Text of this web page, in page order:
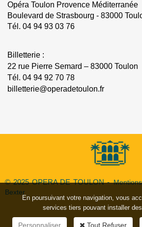
Opéra Toulon Provence Méditerranée
Boulevard de Strasbourg - 83000
Tél. 04 94 93 03 76
Billetterie :
22 rue Pierre Semard – 83000 Toulon
Tél. 04 94 92 70 78
billetterie@operadetoulon.fr
© 2025 OPERA DE TOULON -
Bexter
En poursuivant votre navigation, vous
services tiers pouvant installer
Personnaliser Tout Refuser